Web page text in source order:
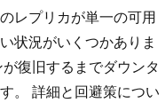
レプリカが単一の可用
状況がいくつかありま
復旧するまでダウンタ
。 詳細と回避策につい